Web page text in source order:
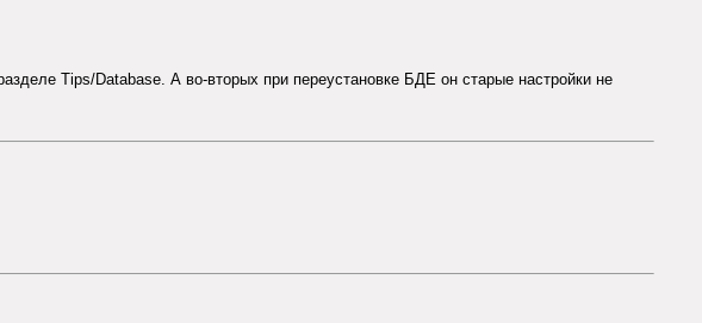
Tips/Database. А во-вторых при переустановке БДЕ он старые настройки не